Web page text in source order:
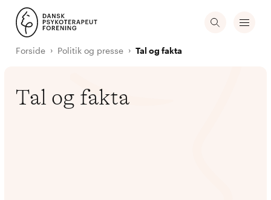
Forside Politik og presse Tal og fakta
Tal og fakta